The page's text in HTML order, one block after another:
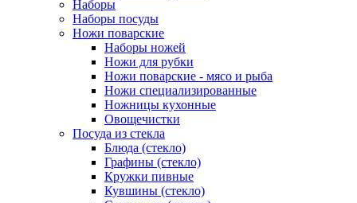
Наборы
Наборы посуды
Ножи поварские
Наборы ножей
Ножи для рубки
Ножи поварские - мясо и рыба
Ножи специализированные
Ножницы кухонные
Овощечистки
Посуда из стекла
Блюда (стекло)
Графины (стекло)
Кружки пивные
Кувшины (стекло)